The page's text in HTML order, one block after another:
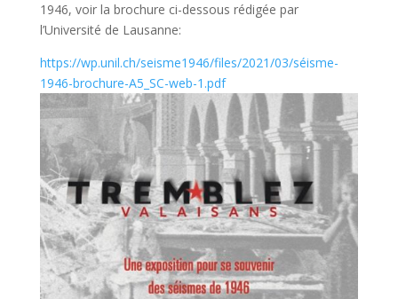
1946, voir la brochure ci-dessous rédigée par
l’Université de Lausanne:
https://wp.unil.ch/seisme1946/files/2021/03/séisme-
1946-brochure-A5_SC-web-1.pdf